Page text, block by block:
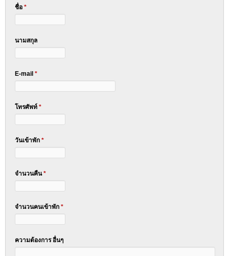
ชื่อ *
นามสกุล
E-mail *
โทรศัพท์ *
วันเข้าพัก *
จำนวนคืน*
จำนวนคนเข้าพัก *
ความต้องการ อื่นๆ